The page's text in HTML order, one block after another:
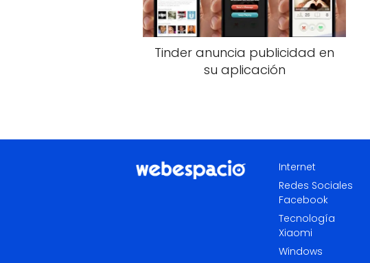
Tinder anuncia publicidad en
su aplicación
Internet
Redes Sociales
Facebook
Tecnología
Xiaomi
Windows